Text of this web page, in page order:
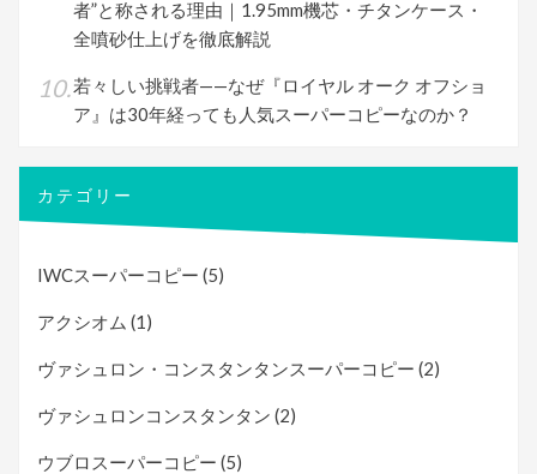
者”と称される理由｜1.95mm機芯・チタンケース・
全噴砂仕上げを徹底解説
若々しい挑戦者——なぜ『ロイヤル オーク オフショ
ア』は30年経っても人気スーパーコピーなのか？
カテゴリー
IWCスーパーコピー (5)
アクシオム (1)
ヴァシュロン・コンスタンタンスーパーコピー (2)
ヴァシュロンコンスタンタン (2)
ウブロスーパーコピー (5)